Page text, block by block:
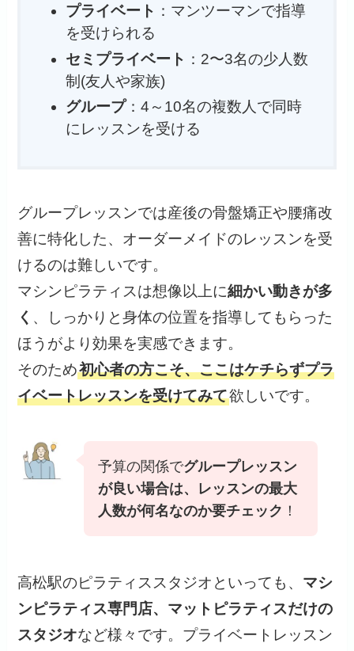
プライベート ：マンツーマンで指導
を受けられる
セミプライベート ：2〜3名の少人数
制(友人や家族)
グループ：4～10名の複数人で同時
にレッスンを受ける
グループレッスンでは産後の骨盤矯正や腰痛改
善に特化した、オーダーメイドのレッスンを受
けるのは難しいです。
マシンピラティスは想像以上に細かい動きが多
く 、しっかりと身体の位置を指導してもらった
ほうがより効果を実感できます。
そのため初心者の方こそ、ここはケチらずプラ
イベートレッスンを受けてみて欲しいです。
予算の関係でグループレッスン
が良い場合は、レッスンの最大
人数が何名なのか要チェック ！
高松駅のピラティススタジオといっても、 マシ
ンピラティス専門店、マットピラティスだけの
スタジオなど様々です。プライベートレッスン